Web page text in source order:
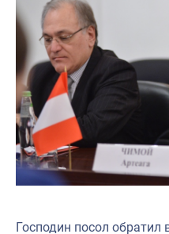
Господин посол